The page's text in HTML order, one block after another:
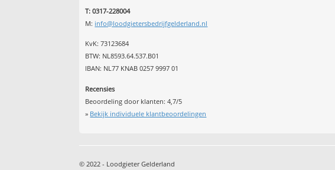
T: 0317-228004
M: info@loodgietersbedrijfgelderland.nl
KvK: 73123684
BTW: NL8593.64.537.B01
IBAN: NL77 KNAB 0257 9997 01
Recensies
Beoordeling door klanten:4,7/5
» Bekijk individuele klantbeoordelingen
© 2022 - Loodgieter Gelderland